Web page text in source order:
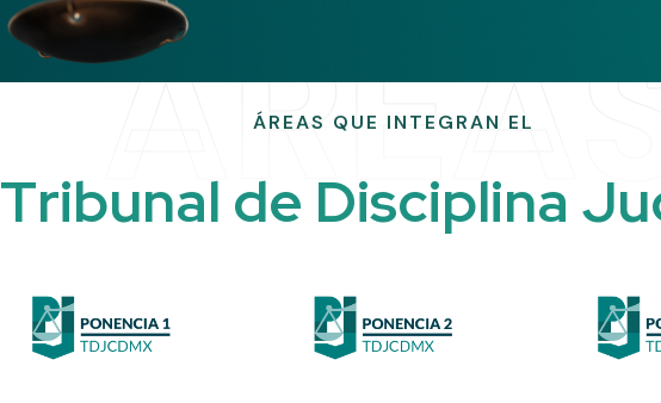
ÁREAS QUE INTEGRAN EL
Tribunal de Disciplina Ju